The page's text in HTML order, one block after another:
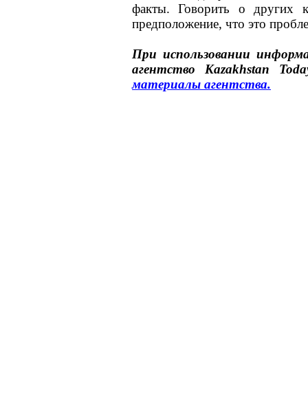
факты. Говорить о других
предположение, что это
При использовании
агентство Kazakhstan
материалы агентства.